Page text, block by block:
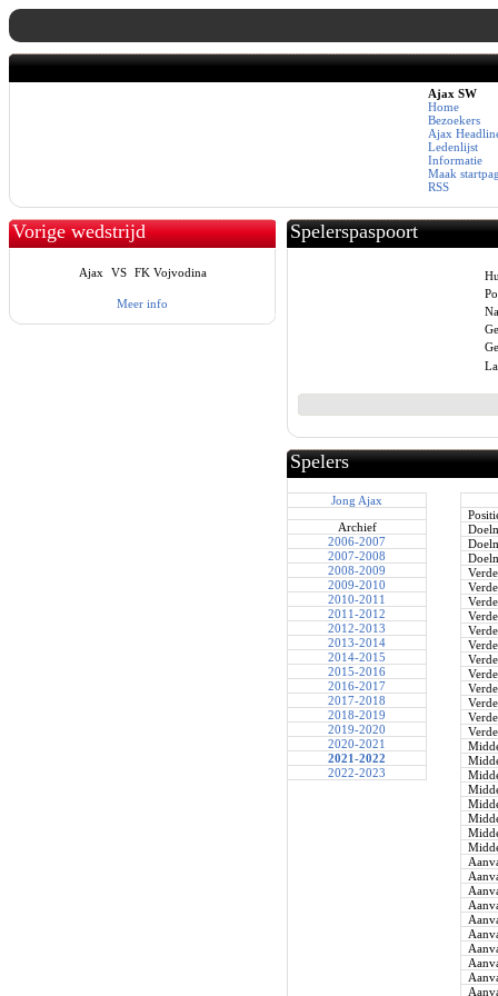
Ajax SW
Home
Bezoekers
Ajax
Ledenlijst
Informatie
Maak
RSS
Vorige wedstrijd
Ajax VS FK Vojvodina
Meer info
Spelerspaspoort
Spelers
Jong Ajax
Archief
2006-2007
2007-2008
2008-2009
2009-2010
2010-2011
2011-2012
2012-2013
2013-2014
2014-2015
2015-2016
2016-2017
2017-2018
2018-2019
2019-2020
2020-2021
2021-2022
2022-2023